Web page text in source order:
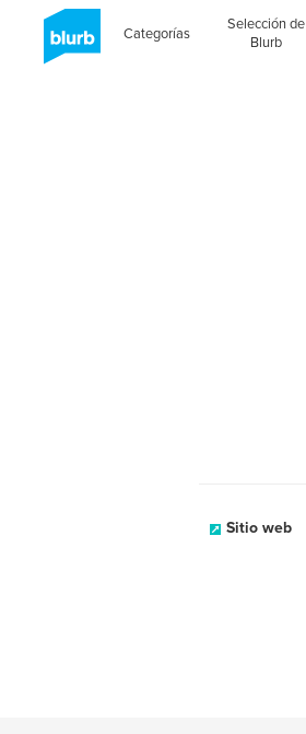
Categorías
Selección de
Blurb
Sitio web